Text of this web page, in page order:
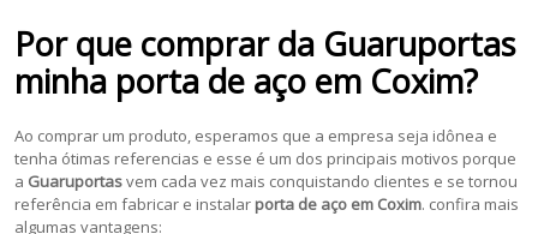
Por que comprar da Guaruportas
minha porta de aço em Coxim?
Ao comprar um produto, esperamos que a empresa seja idônea e
tenha ótimas referencias e esse é um dos principais motivos porque
a Guaruportasvem cada vez mais conquistando clientes e se tornou
referência em fabricar e instalar porta de aço em Coxim. confira mais
algumas vantagens: